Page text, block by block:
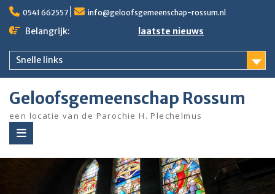
Ga
naar
0541 662557 info@geloofsgemeenschap-rossum.nl
Belangrijk: laatste nieuws
Snelle links
Geloofsgemeenschap Rossum
een locatie van de Parochie H. Plechelmus